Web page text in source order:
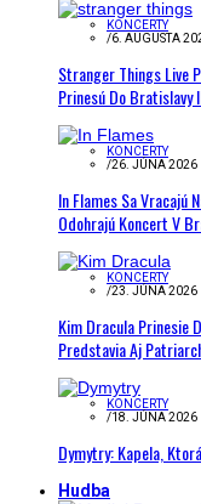
KONCERTY
/6. AUGUSTA
Stranger Things Live
Prinesú Do Bratislavy
KONCERTY
/26. JÚNA 2026
In Flames Sa Vracajú
Odohrajú Koncert V
KONCERTY
/23. JÚNA 2026
Kim Dracula Prinesie
Predstavia Aj
KONCERTY
/18. JÚNA 2026
Dymytry: Kapela,
Hudba